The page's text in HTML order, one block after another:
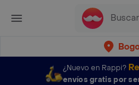
¿Nuevo en Rappi?
envíos gratis por